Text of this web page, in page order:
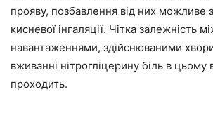
прояву, позбавлення від них можливе
кисневої інгаляції. Чітка залежність
навантаженнями, здійснюваними
вживанні нітрогліцерину біль в цьому
проходить.